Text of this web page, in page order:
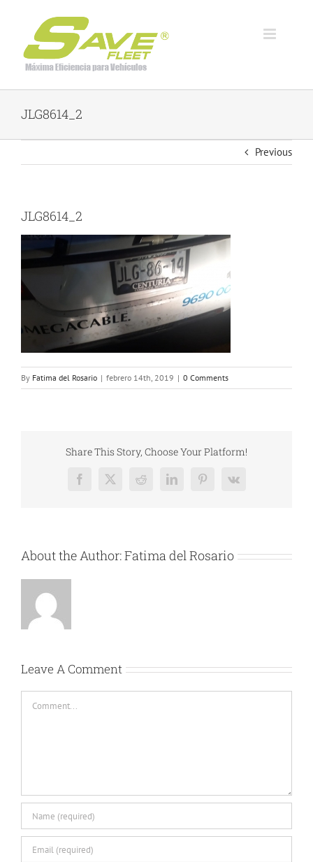
content
JLG8614_2
Previous
JLG8614_2
By Fatima del Rosario | febrero 14th, 2019 | 0 Comments
Share This Story, Choose Your Platform!
Facebook
X RedditLinkedInPinterest
Vk
About the Author:Fatima del Rosario
Leave A Comment